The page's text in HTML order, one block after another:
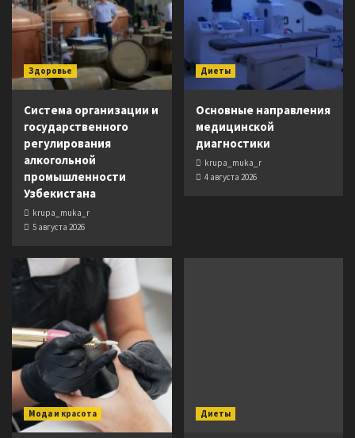
Здоровье
Система организации и
государственного
регулирования
алкогольной
промышленности
Узбекистана
krupa_muka_r
5 августа 2026
Диеты
Основные направления
медицинской
диагностики
krupa_muka_r
4 августа 2026
Мода и красота Диеты